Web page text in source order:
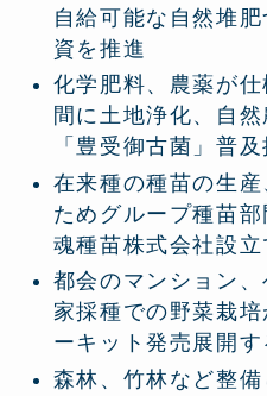
自給可能な自然堆
資を推進
化学肥料、農薬が
間に土地浄化、自
「豊受御古菌」普及
在来種の種苗の生
ためグループ種苗
魂種苗株式会社設立
都会のマンション
家採種での野菜栽
ーキット発売展開す
森林、竹林など整備